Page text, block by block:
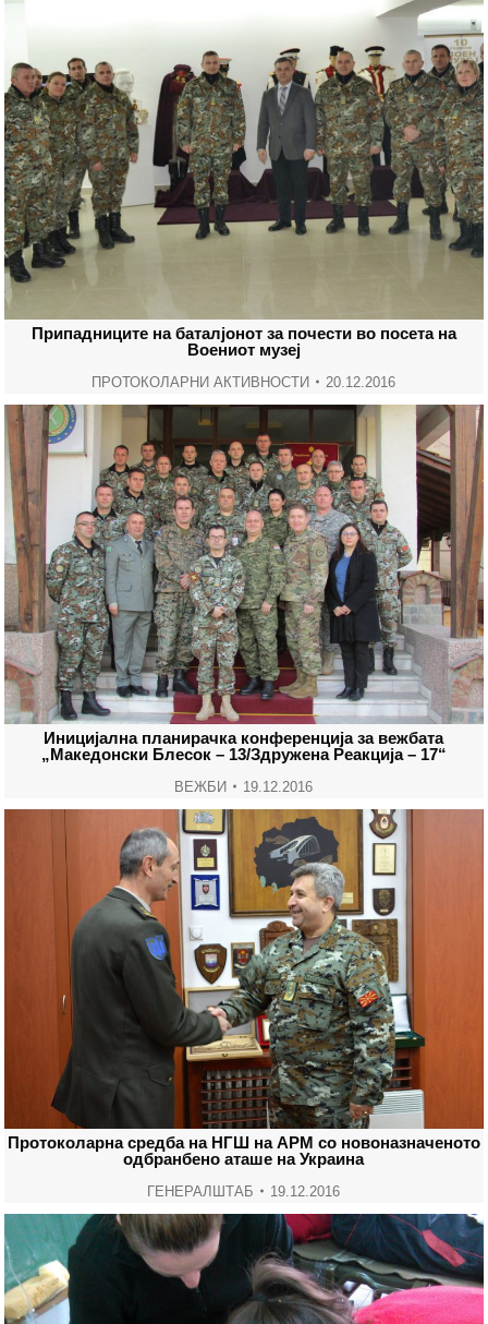
Припадниците на баталјонот за почести во посета на
Воениот музеј
ПРОТОКОЛАРНИ АКТИВНОСТИ 20.12.2016
Иницијална планирачка конференција за вежбата
„Македонски Блесок – 13/Здружена Реакција – 17“
ВЕЖБИ 19.12.2016
Протоколарна средба на НГШ на АРМ со новоназначеното
одбранбено аташе на Украина
ГЕНЕРАЛШТАБ 19.12.2016